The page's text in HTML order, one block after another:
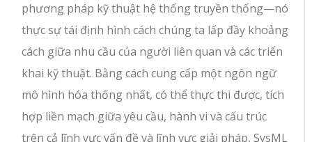
phương pháp kỹ thuật hệ thống truyền thống—nó
thực sự tái định hình cách chúng ta lấp đầy khoảng
cách giữa nhu cầu của người liên quan và các triển
khai kỹ thuật. Bằng cách cung cấp một ngôn ngữ
mô hình hóa thống nhất, có thể thực thi được, tích
hợp liền mạch giữa yêu cầu, hành vi và cấu trúc
trên cả lĩnh vực vấn đề và lĩnh vực giải pháp, SysML